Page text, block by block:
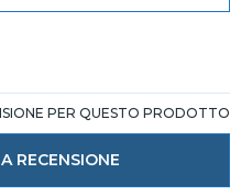
PER QUESTO PRODOTTO
RECENSIONE